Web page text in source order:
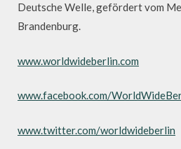
Deutsche Welle, gefördert vom
Brandenburg.
www.worldwideberlin.com
www.facebook.com/
www.twitter.com/worldwideberlin